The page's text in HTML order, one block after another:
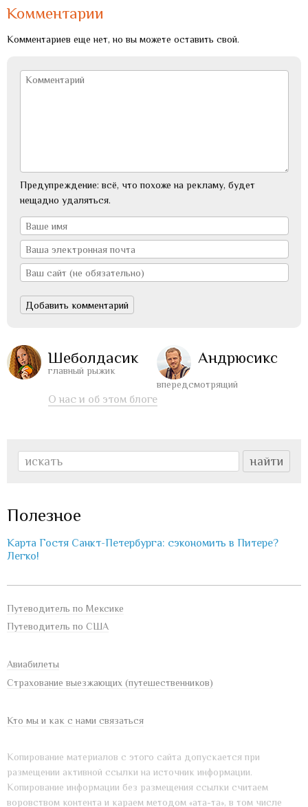
Комментарии
Комментариев еще нет, но вы можете оставить свой.
Предупреждение: всё, что похоже на рекламу, будет
нещадно удаляться.
Шеболдасик
главный рыжик
Андрюсикс
впередсмотрящий
О нас и об этом блоге
Полезное
Карта Гостя Санкт-Петербурга: сэкономить в Питере?
Легко!
Путеводитель по Мексике
Путеводитель по США
Авиабилеты
Страхование выезжающих (путешественников)
Кто мы и как с нами связаться
Копирование материалов с этого сайта допускается при
размещении активной ссылки на источник информации.
Копирование информации без размещения ссылки считаем
воровством контента и караем методом «ата-та», в том числе